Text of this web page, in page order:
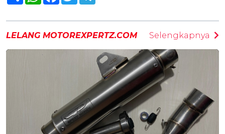
LELANG MOTOREXPERTZ.COM Selengkapnya